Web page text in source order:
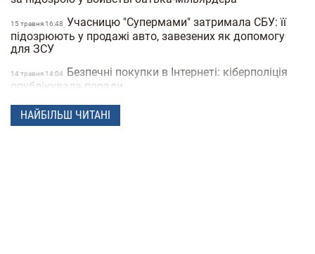
15 травня 16:48 Учасницю "Супермами" затримала СБУ: її
підозрюють у продажі авто, завезених як допомогу
для ЗСУ
14 травня 14:04 Безпечні покупки в Інтернеті: кіберполіція
опублікувала поради
28 квiтня 16:14
Українець побив світовий рекорд:
співробітник моргу зробив 230 татуювань кісток та
НАЙБІЛЬШ ЧИТАНІ